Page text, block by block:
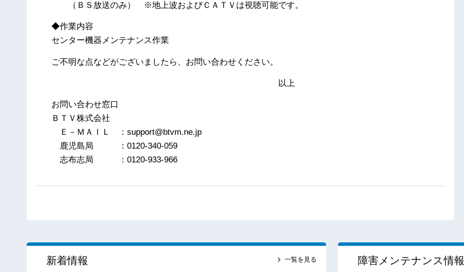
（ＢＳ放送のみ） ※地上波およびＣＡＴＶは視聴可能です。
◆作業内容
センター機器メンテナンス作業
ご不明な点などがございましたら、お問い合わせください。
以上
お問い合わせ窓口
ＢＴＶ株式会社
Ｅ－ＭＡＩＬ ：support@btvm.ne.jp
鹿児島局 ：0120-340-059
志布志局 ：0120-933-966
新着情報 一覧を見る 障害メンテナンス情報